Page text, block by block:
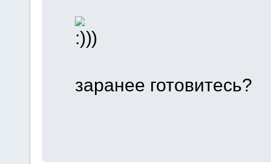
)
заранее готовитесь?